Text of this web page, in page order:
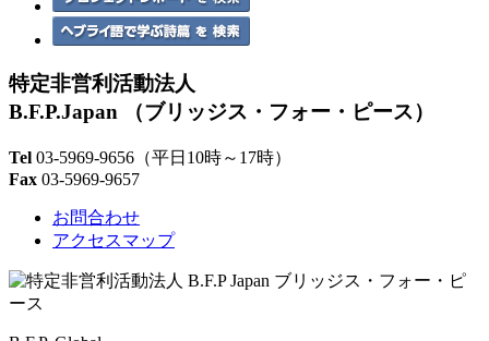
特定非営利活動法人
B.F.P.Japan
（ブリッジス・フォー・ピース）
Tel 03-5969-9656 （平日10時～17時）
Fax 03-5969-9657
お問合わせ
アクセスマップ